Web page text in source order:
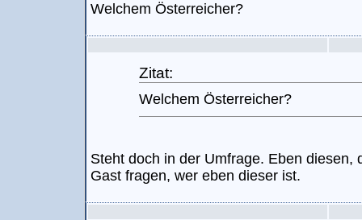
Welchem Österreicher?
Zitat:
Welchem Österreicher?
Steht doch in der Umfrage. Eben diesen,
Gast fragen, wer eben dieser ist.